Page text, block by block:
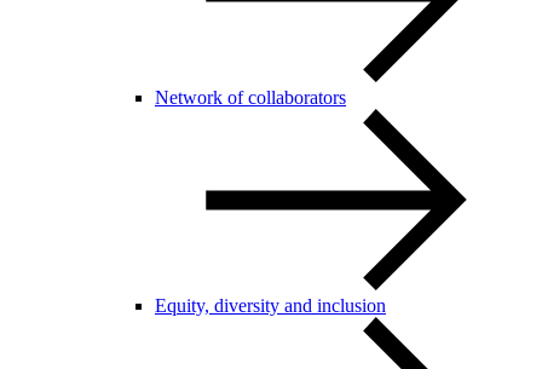
Network of collaborators
Equity, diversity and inclusion